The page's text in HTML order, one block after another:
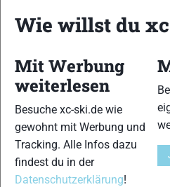
42 Kummel, Peeter
44 Bredl, Johannes
45 Stoeggl, Thomas
46 Liashenko, Dnitrij
47 Fafalis, Lefteris
Wie willst du
Mit Werbung
weiterlesen
Besuche xc-ski.de wie
gewohnt mit Werbung und
Tracking. Alle Infos dazu
findest du in der
Datenschutzerklärung!